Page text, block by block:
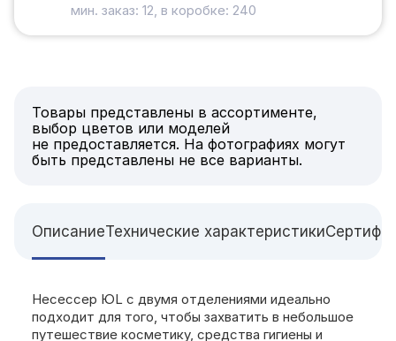
мин. заказ: 12, в коробке: 240
Товары представлены в ассортименте,
выбор цветов или моделей
не предоставляется. На фотографиях могут
быть представлены не все варианты.
ОписаниеТехнические характеристики
Несессер ЮL с двумя отделениями идеально
подходит для того, чтобы захватить в небольшое
путешествие косметику, средства гигиены и